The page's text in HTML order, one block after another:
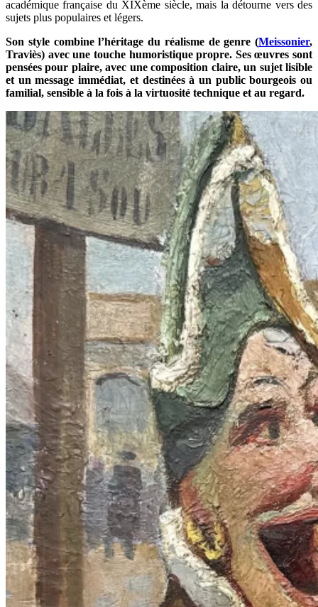
académique française du XIXème siècle, mais la détourne vers des
sujets plus populaires et légers.
Son style combine l’héritage du réalisme de genre (Meissonier,
Traviès) avec une touche humoristique propre. Ses œuvres sont
pensées pour plaire, avec une composition claire, un sujet lisible
et un message immédiat, et destinées à un public bourgeois ou
familial, sensible à la fois à la virtuosité technique et au regard.